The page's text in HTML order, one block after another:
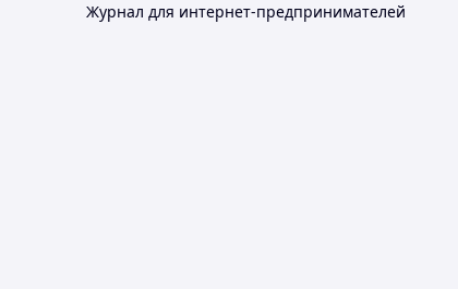
Журнал для интернет-предпринимателей